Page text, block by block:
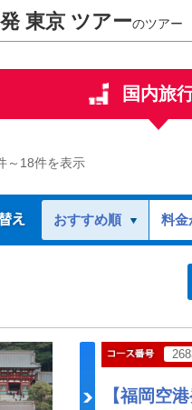
東京 ツアーのツアー
国内旅
～ 18件を表示
おすすめ順 料金
【福岡空